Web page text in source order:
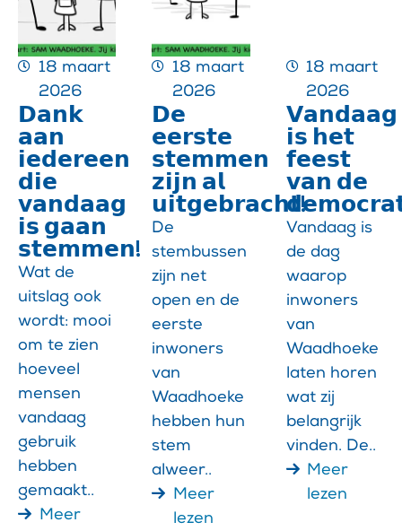
18 maart
2026
𝗗𝗮𝗻𝗸
𝗮𝗮𝗻
𝗶𝗲𝗱𝗲𝗿𝗲𝗲𝗻
𝗱𝗶𝗲
𝘃𝗮𝗻𝗱𝗮𝗮𝗴
𝗶𝘀 𝗴𝗮𝗮𝗻
𝘀𝘁𝗲𝗺𝗺𝗲𝗻!
Wat de
uitslag ook
wordt: mooi
om te zien
hoeveel
mensen
vandaag
gebruik
hebben
gemaakt..
Meer
18 maart
2026
𝗗𝗲
𝗲𝗲𝗿𝘀𝘁𝗲
𝘀𝘁𝗲𝗺𝗺𝗲𝗻
𝘇𝗶𝗷𝗻 𝗮𝗹
𝘂𝗶𝘁𝗴𝗲𝗯𝗿𝗮𝗰𝗵𝘁!
De
stembussen
zijn net
open en de
eerste
inwoners
van
Waadhoeke
hebben hun
stem
alweer..
Meer
lezen
18 maart
2026
𝗩𝗮𝗻𝗱𝗮𝗮𝗴
𝗶𝘀 𝗵𝗲𝘁
𝗳𝗲𝗲𝘀𝘁
𝘃𝗮𝗻 𝗱𝗲
Vandaag is
de dag
waarop
inwoners
van
Waadhoeke
laten horen
wat zij
belangrijk
vinden. De..
Meer
lezen